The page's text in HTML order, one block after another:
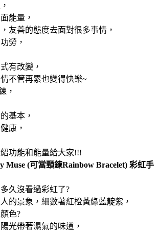
能量，
友善的態度去面對很多事情，
勞，
有改變，
不管再累也變得快樂~
，
基本，
康，
功能和能量給大家!!!
Muse (可當頸鍊Rainbow Bracelet) 彩虹手
久沒看過彩虹了?
的景象，細數著紅橙黃綠藍靛紫，
色?
光帶著濕氣的味道，